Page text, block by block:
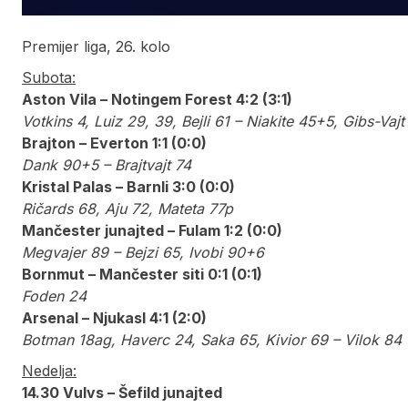
Premijer liga, 26. kolo
Subota:
Aston Vila – Notingem Forest 4:2 (3:1)
Votkins 4, Luiz 29, 39, Bejli 61 – Niakite 45+5, Gibs-
Brajton – Everton 1:1 (0:0)
Dank 90+5 – Brajtvajt 74
Kristal Palas – Barnli 3:0 (0:0)
Ričards 68, Aju 72, Mateta 77p
Mančester junajted – Fulam 1:2 (0:0)
Megvajer 89 – Bejzi 65, Ivobi 90+6
Bornmut – Mančester siti 0:1 (0:1)
Foden 24
Arsenal – Njukasl 4:1 (2:0)
Botman 18ag, Haverc 24, Saka 65, Kivior 69 – Vilok 84
Nedelja:
14.30 Vulvs – Šefild junajted